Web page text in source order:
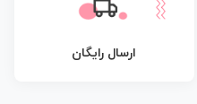
ارسال رایگان